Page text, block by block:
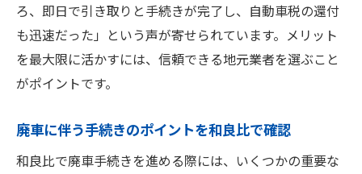
ろ、即日で引き取りと手続きが完了し、自動車税の還付
も迅速だった」という声が寄せられています。メリット
を最大限に活かすには、信頼できる地元業者を選ぶこと
がポイントです。
廃車に伴う手続きのポイントを和良比で確認
和良比で廃車手続きを進める際には、いくつかの重要な